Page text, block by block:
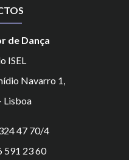
de Dança
ISEL
Navarro 1,
Lisboa
47 70/4
591 23 60